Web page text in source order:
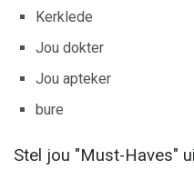
Kerklede
Jou dokter
Jou apteker
bure
Stel jou "Must-Haves"